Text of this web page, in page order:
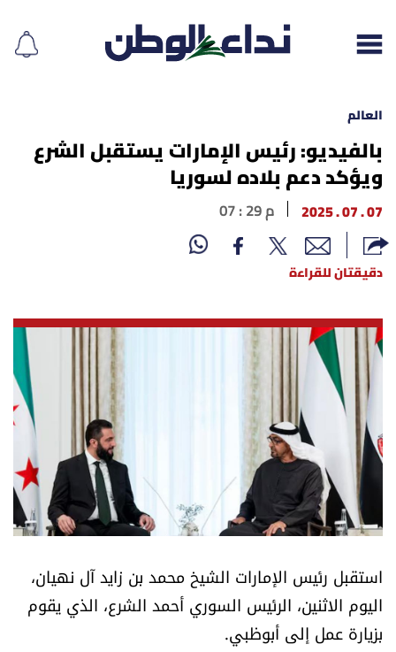
إقرأ الجريدة
لبنان
الغلاف
نداء اليوم
محليات
أسرار
متفرقات
نداء القرّاء
كتّابنا
العالم
بالفيديو: رئيس الإمارات يستقبل الشرع
ويؤكد دعم بلاده لسوريا
07 . 07 . 2025 07 : 29 م
دقيقتان للقراءة
استقبل رئيس الإمارات الشيخ محمد بن زايد آل نهيان،
اليوم الاثنين، الرئيس السوري أحمد الشرع، الذي يقوم
بزيارة عمل إلى أبوظبي.